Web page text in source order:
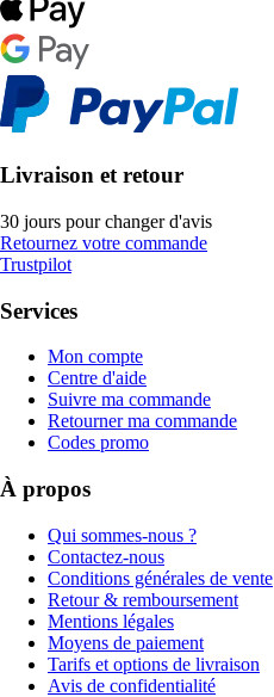
Livraison et retour
30 jours pour changer d'avis
Retournez votre commande
Trustpilot
Services
Mon compte
Centre d'aide
Suivre ma commande
Retourner ma commande
Codes promo
À propos
Qui sommes-nous ?
Contactez-nous
Conditions générales de vente
Retour & remboursement
Mentions légales
Moyens de paiement
Tarifs et options de livraison
Avis de confidentialité